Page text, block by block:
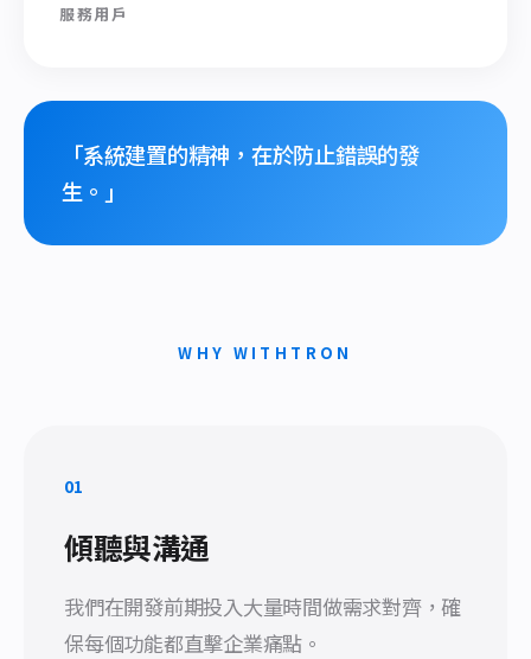
服務用戶
「系統建置的精神，在於防止錯誤的發
生。」
WHY WITHTRON
01
傾聽與溝通
我們在開發前期投入大量時間做需求對齊，確
保每個功能都直擊企業痛點。